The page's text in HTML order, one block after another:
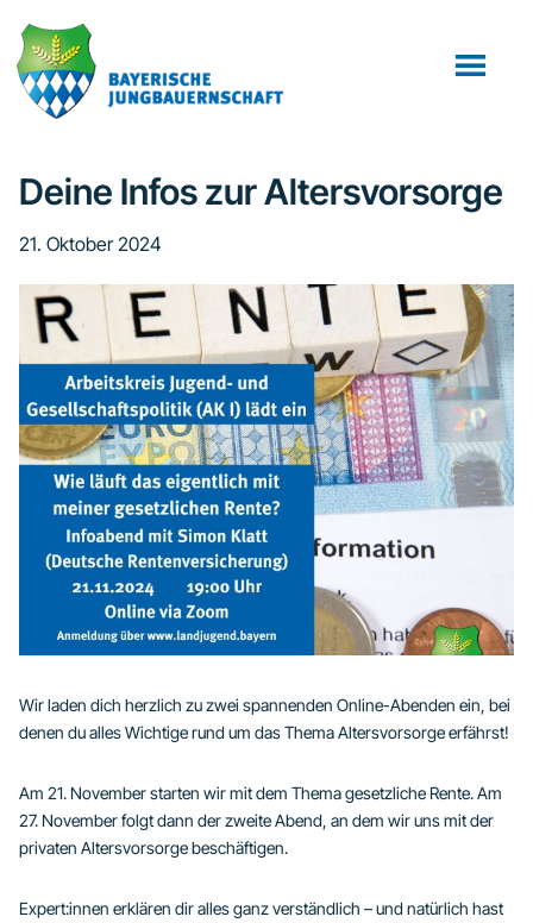
Inhalt
springen
Fußzeile
springen
Deine Infos zur Altersvorsorge
21. Oktober 2024
Wir laden dich herzlich zu zwei spannenden Online-Abenden ein, bei
denen du alles Wichtige rund um das Thema Altersvorsorge erfährst!
Am 21. November starten wir mit dem Thema gesetzliche Rente. Am
27. November folgt dann der zweite Abend, an dem wir uns mit der
privaten Altersvorsorge beschäftigen.
Expert:innen erklären dir alles ganz verständlich – und natürlich hast